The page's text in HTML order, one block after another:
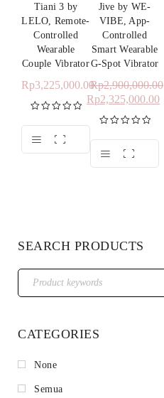
SEARCH PRODUCTS
CATEGORIES
None
Semua
Tiani 3 by
LELO, Remote-
Controlled
Wearable
Couple Vibrator
Rp3,225,000.00
Dinilai5.00
dari 5
Jive by WE-
VIBE, App-
Controlled
Smart Wearable
G-Spot Vibrator
Rp2,900,000.00
Rp2,325,000.00
Dinilai5.00
dari 5